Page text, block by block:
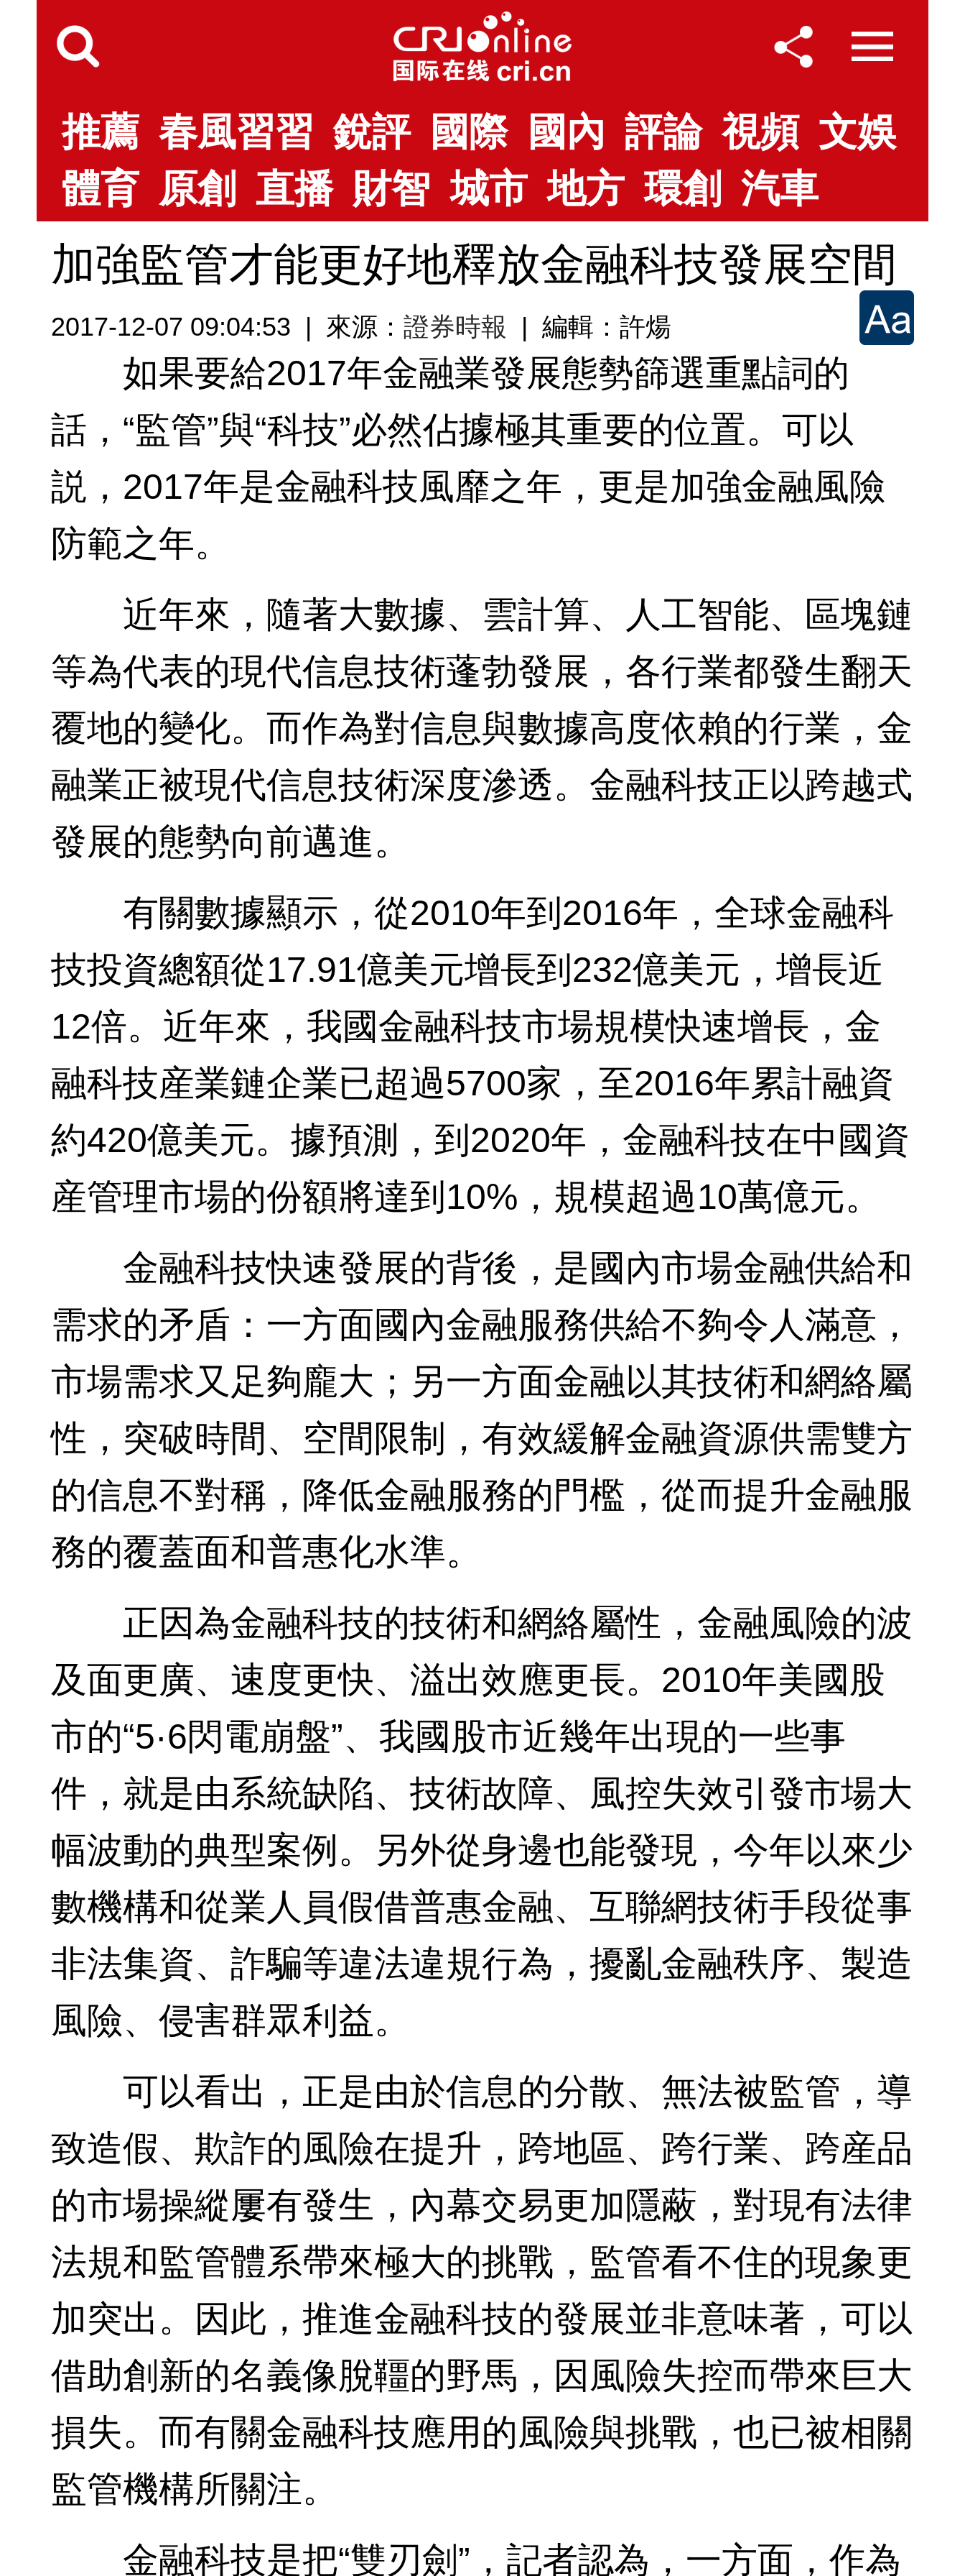
推薦 春風習習 銳評 國際 國內 評論 視頻 文娛
體育 原創 直播 財智 城市 地方 環創 汽車
加強監管才能更好地釋放金融科技發展空間
2017-12-07 09:04:53 | 來源： 證券時報 | 編輯：許煬
如果要給2017年金融業發展態勢篩選重點詞的
話，“監管”與“科技”必然佔據極其重要的位置。可以
説，2017年是金融科技風靡之年，更是加強金融風險
防範之年。
近年來，隨著大數據、雲計算、人工智能、區塊鏈
等為代表的現代信息技術蓬勃發展，各行業都發生翻天
覆地的變化。而作為對信息與數據高度依賴的行業，金
融業正被現代信息技術深度滲透。金融科技正以跨越式
發展的態勢向前邁進。
有關數據顯示，從2010年到2016年，全球金融科
技投資總額從17.91億美元增長到232億美元，增長近
12倍。近年來，我國金融科技市場規模快速增長，金
融科技産業鏈企業已超過5700家，至2016年累計融資
約420億美元。據預測，到2020年，金融科技在中國資
産管理市場的份額將達到10%，規模超過10萬億元。
金融科技快速發展的背後，是國內市場金融供給和
需求的矛盾：一方面國內金融服務供給不夠令人滿意，
市場需求又足夠龐大；另一方面金融以其技術和網絡屬
性，突破時間、空間限制，有效緩解金融資源供需雙方
的信息不對稱，降低金融服務的門檻，從而提升金融服
務的覆蓋面和普惠化水準。
正因為金融科技的技術和網絡屬性，金融風險的波
及面更廣、速度更快、溢出效應更長。2010年美國股
市的“5·6閃電崩盤”、我國股市近幾年出現的一些事
件，就是由系統缺陷、技術故障、風控失效引發市場大
幅波動的典型案例。另外從身邊也能發現，今年以來少
數機構和從業人員假借普惠金融、互聯網技術手段從事
非法集資、詐騙等違法違規行為，擾亂金融秩序、製造
風險、侵害群眾利益。
可以看出，正是由於信息的分散、無法被監管，導
致造假、欺詐的風險在提升，跨地區、跨行業、跨産品
的市場操縱屢有發生，內幕交易更加隱蔽，對現有法律
法規和監管體系帶來極大的挑戰，監管看不住的現象更
加突出。因此，推進金融科技的發展並非意味著，可以
借助創新的名義像脫韁的野馬，因風險失控而帶來巨大
損失。而有關金融科技應用的風險與挑戰，也已被相關
監管機構所關注。
金融科技是把“雙刃劍”，記者認為，一方面，作為